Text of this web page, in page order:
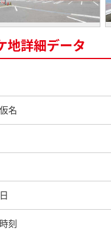
地詳細データ
名
刻